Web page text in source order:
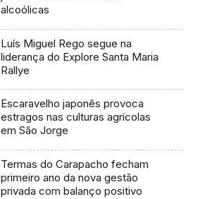
alcoólicas
Luís Miguel Rego segue na
liderança do Explore Santa Maria
Rallye
Escaravelho japonês provoca
estragos nas culturas agrícolas
em São Jorge
Termas do Carapacho fecham
primeiro ano da nova gestão
privada com balanço positivo